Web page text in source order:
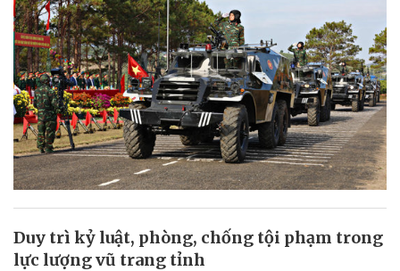
Duy trì kỷ luật, phòng, chống tội phạm trong
lực lượng vũ trang tỉnh